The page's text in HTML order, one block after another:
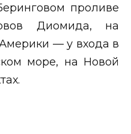
проливе
Диомида, на
— у входа в
море, на Новой